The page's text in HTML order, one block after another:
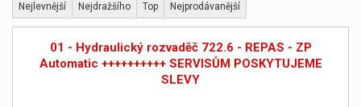
Nejlevnější Nejdražšího Top Nejprodávanější
01 - Hydraulický rozvaděč 722.6 - REPAS - ZP
Automatic ++++++++++ SERVISŮM POSKYTUJEME
SLEVY